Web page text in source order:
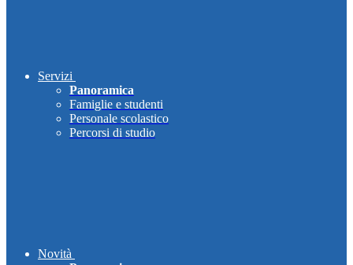
Servizi
Panoramica
Famiglie e studenti
Personale scolastico
Percorsi di studio
Novità